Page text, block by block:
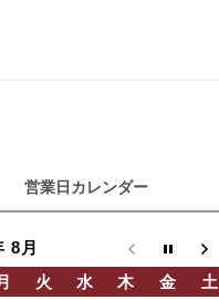
営業日カレンダー
8月
火 水 木 金
土